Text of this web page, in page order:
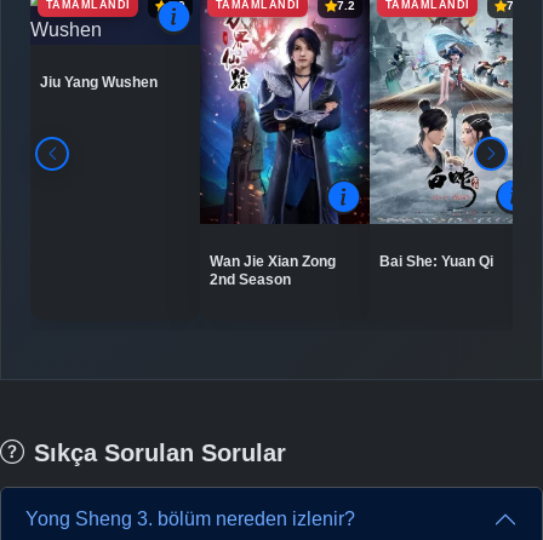
TAMAMLANDI 6.9
Jiu Yang Wushen
TAMAMLANDI 7.2
Wan Jie Xian Zong
2nd Season
TAMAMLANDI 7.5
Bai She: Yuan Qi
Sıkça Sorulan Sorular
Yong Sheng 3. bölüm nereden izlenir?